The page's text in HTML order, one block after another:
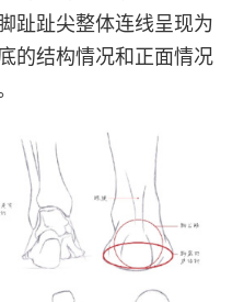
趾趾尖整体连线呈现为
的结构情况和正面情况